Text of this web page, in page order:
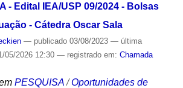
- Edital IEA/USP 09/2024 - Bolsas
- Cátedra Oscar Sala
— publicado03/08/2023 — última
05/2026 12:30 — registrado em: Chamada
PESQUISA /Oportunidades de